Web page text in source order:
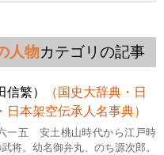
人物カテゴリの記事
繁）
（国史大辞典・日
日本架空伝承人名事典）
五 安土桃山時代から江戸時
将。幼名御弁丸、のち源次郎。